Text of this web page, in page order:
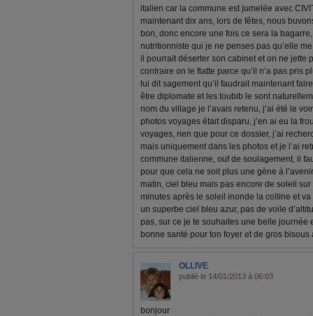
italien car la commune est jumelée avec
maintenant dix ans, lors de fêtes, nous
bon, donc encore une fois ce sera la
nutritionniste qui je ne penses pas qu’elle
il pourrait déserter son cabinet et on ne jette
contraire on le flatte parce qu’il n’a pas pris
lui dit sagement qu’il faudrait maintenant
être diplomate et les toubib le sont
nom du village je l’avais retenu, j’ai été le
photos voyages était disparu, j’en ai eu la
voyages, rien que pour ce dossier, j’ai
mais uniquement dans les photos et je l’ai
commune italienne, ouf de soulagement, il
pour que cela ne soit plus une gène à
matin, ciel bleu mais pas encore de soleil
minutes après le soleil inonde la colline et
un superbe ciel bleu azur, pas de voile
pas, sur ce je te souhaites une belle journée
bonne santé pour ton foyer et de gros
OLLIVE
publié le 14/01/2013 à 06:03
bonjour